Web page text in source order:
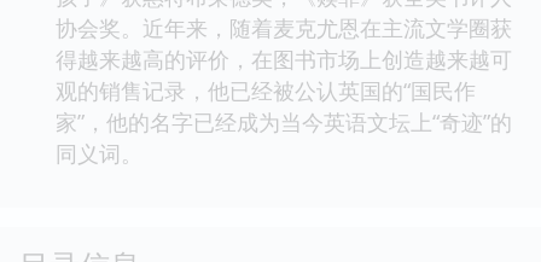
协会奖。近年来，随着麦克尤恩在主流文学圈获
得越来越高的评价，在图书市场上创造越来越可
观的销售记录，他已经被公认英国的“国民作
家”，他的名字已经成为当今英语文坛上“奇迹”的
同义词。